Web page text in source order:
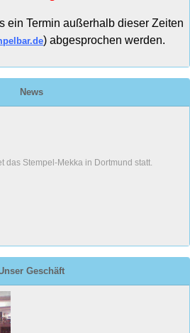
ein Termin außerhalb dieser Zeiten
) abgesprochen werden.
News
das Stempel-Mekka in Dortmund statt.
Geschäft